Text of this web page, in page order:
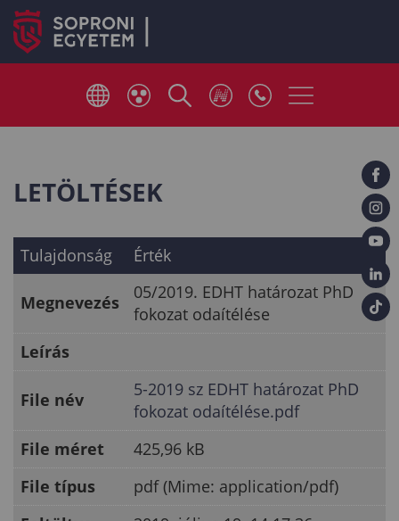
LETÖLTÉSEK
Tulajdonság Érték
Megnevezés
05/2019. EDHT határozat PhD
fokozat odaítélése
Leírás
File név
5-2019 sz EDHT határozat PhD
fokozat odaítélése.pdf
File méret
425,96 kB
File típus
pdf (Mime: application/pdf)